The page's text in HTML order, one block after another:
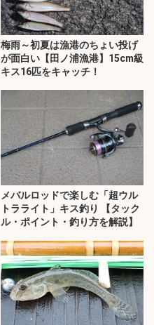
梅雨～初夏は漁港のちょい投げ
が面白い【田ノ浦漁港】15cm級
キス16匹をキャッチ！
メバルロッドで楽しむ「超ウル
トラライト」キス釣り 【タック
ル・ポイント・釣り方を解説】